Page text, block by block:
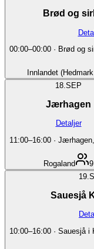
Brød og
00:00–00:00 · Brød og
Innlandet
18.SEP
Jærhagen
Detaljer
11:00–16:00 ·
Rogaland
9
19.
Sauesjå
10:00–16:00 · Sauesjå i